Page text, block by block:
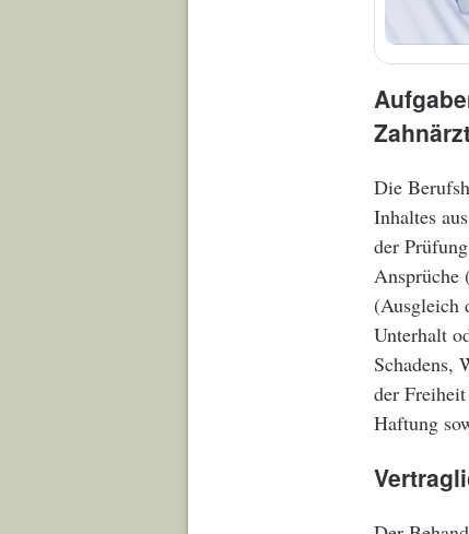
Die
Inhaltes
der
Ansprüche
(Ausgleich
Unterhalt
Schadens,
der
Haftung